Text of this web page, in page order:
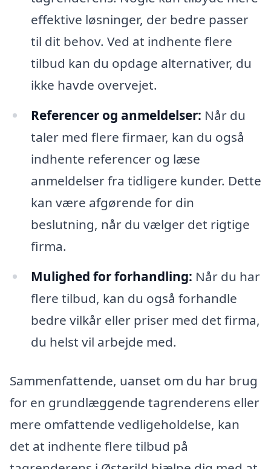
effektive løsninger, der bedre passer
til dit behov. Ved at indhente flere
tilbud kan du opdage alternativer, du
ikke havde overvejet.
Referencer og anmeldelser: Når du
taler med flere firmaer, kan du også
indhente referencer og læse
anmeldelser fra tidligere kunder. Dette
kan være afgørende for din
beslutning, når du vælger det rigtige
firma.
Mulighed for forhandling: Når du har
flere tilbud, kan du også forhandle
bedre vilkår eller priser med det firma,
du helst vil arbejde med.
Sammenfattende, uanset om du har brug
for en grundlæggende tagrenderens eller
mere omfattende vedligeholdelse, kan
det at indhente flere tilbud på